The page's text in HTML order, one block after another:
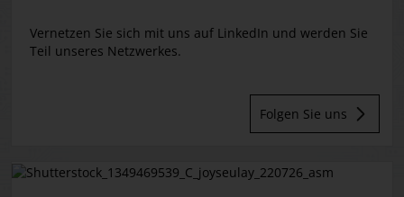
Vernetzen Sie sich mit uns auf LinkedIn und werden Sie
Teil unseres Netzwerkes.
Folgen Sie uns